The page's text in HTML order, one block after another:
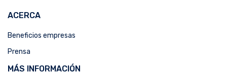
ACERCA
Beneficios empresas
Prensa
MÁS INFORMACIÓN